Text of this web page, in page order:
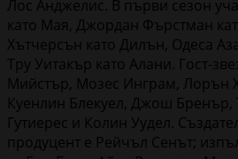
Лос Анджелис. В първи сезон
като Мая, Джордан Фърстман
Хътчерсън като Дилън, Одеса
Тру Уитакър като Алани. Гост-
Мийстър, Мозес Инграм, Лорън
Куенлин Блекуел, Джош
Гутиерес и Колин Уудел.
продуцент е Рейчъл Сенът;